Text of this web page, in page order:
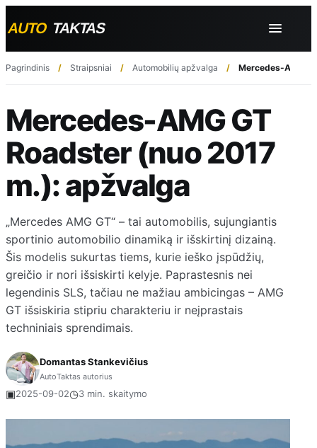
Pagrindinis Straipsniai Automobilių apžvalga Mercedes-AMG
Mercedes-AMG GT
Roadster (nuo 2017
m.): apžvalga
„Mercedes AMG GT“ – tai automobilis, sujungiantis
sportinio automobilio dinamiką ir išskirtinį dizainą.
Šis modelis sukurtas tiems, kurie ieško įspūdžių,
greičio ir nori išsiskirti kelyje. Paprastesnis nei
legendinis SLS, tačiau ne mažiau ambicingas – AMG
GT išsiskiria stipriu charakteriu ir neįprastais
techniniais sprendimais.
Domantas Stankevičius
AutoTaktas autorius
▣2025-09-02◷3 min. skaitymo